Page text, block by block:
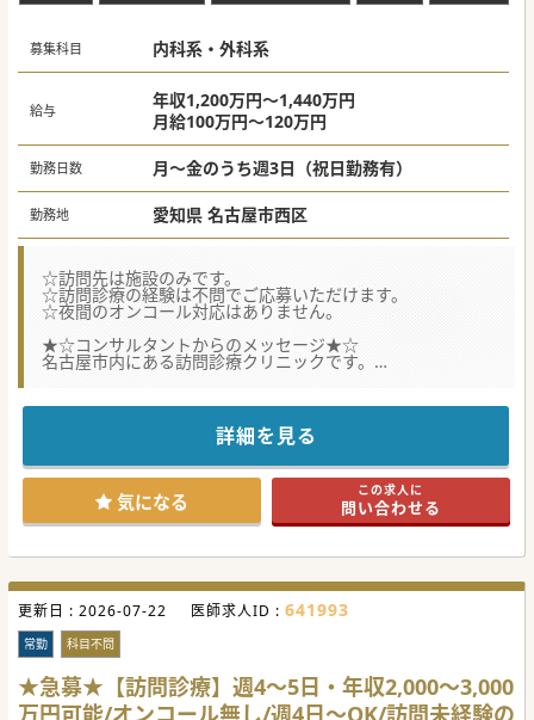
■クリニックは最寄り駅から徒歩5分、訪問時はドライバー
■11名在籍している常勤医師の9割が訪問診療未経験からの
スタートのため、訪問診療の経験は不問でご応募可能です。
■日中の訪問は、看護師とドライバーの3名体制、車で30分
圏内の居宅ならびに施設の訪問が中心となります。
■臨時往診用の訪問体制も構築し、事務処理はスタッフが対
応するためほぼゼロ、クレームの一次対応窓口も設置してい
ます。
■オンコール待機は基本的に週1回はお願いしております
が、呼び出しの少ない2ndコール対応をお選びすることも可
能です。
■名古屋市内に2つの訪問診療クリニックを有し、総登録患
者様は約2,000名という市内最大規模の訪問診療クリニック
です。
■常勤として救急科、循環器内科、呼吸器内科、脳神経内
科、消化器外科、心臓外科、泌尿器科、小児科医が在籍して
います。
■常勤医師が複数名いるため、未経験の場合でも往診同行
きます。
募集科目 内科系・外科系
給与
年収1,200万円～1,440万円
月給100万円～120万円
勤務日数 月～金のうち週3日（祝日勤務有）
勤務地 愛知県 名古屋市西区
☆訪問先は施設のみです。
☆訪問診療の経験は不問でご応募いただけます。
☆夜間のオンコール対応はありません。
★☆コンサルタントからのメッセージ★☆
名古屋市内にある訪問診療クリニックです。
施設のみの訪問となりますので、高齢者の全身管理の経験が
往診同行見学などお気軽にお問い合わせください。
詳細を見る
気になる この求人に
問い合わせる
更新日 : 2026-07-22 医師求人ID : 641993
常勤 科目不問
★急募★【訪問診療】週4～5日・年収2,000～3,000
万円可能/オンコール無し/週4日～OK/訪問未経験の